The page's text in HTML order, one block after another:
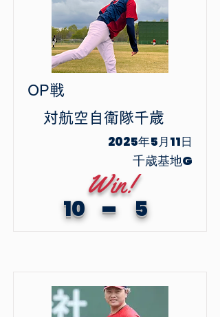
OP戦
​対航空自衛隊千歳
2025年5月11日
千歳基地G
10 - 5
Win!